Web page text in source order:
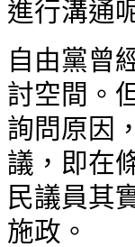
進行溝通
自由黨曾
討空間。
詢問原因
議，即在
民議員其
施政。